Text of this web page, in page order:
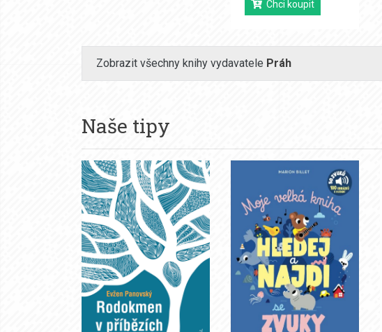
Chci koupit
Zobrazit všechny knihy vydavatele Práh
Naše tipy